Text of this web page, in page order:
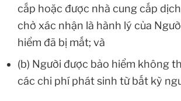
cắp hoặc được nhà cung cấp
chở xác nhận là hành lý của
hiểm đã bị mất; và
(b) Người được bảo hiểm không
các chi phí phát sinh từ bất kỳ